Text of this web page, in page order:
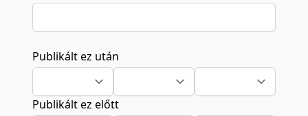
Publikált ez után
Publikált ez előtt